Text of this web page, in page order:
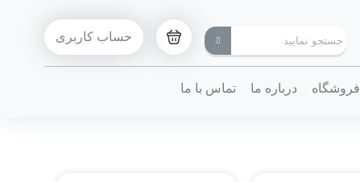
حساب کاربری
فروشگاه درباره ما تماس با ما